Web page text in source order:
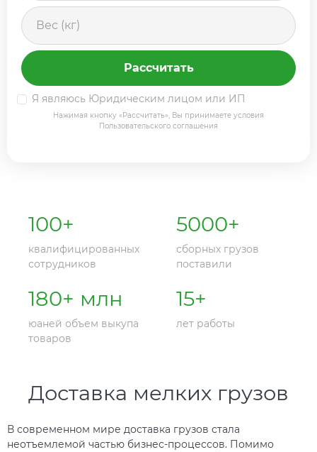
Рассчитать
Я являюсь Юридическим лицом или ИП
Нажимая кнопку «Рассчитать», Вы принимаете условия
Пользовательского соглашения
100+
квалифицированных
сотрудников
5000+
сборных грузов
поставили
180+ млн
юаней объем выкупа
товаров
15+
лет работы
Доставка мелких грузов
В современном мире доставка грузов стала
неотъемлемой частью бизнес-процессов. Помимо